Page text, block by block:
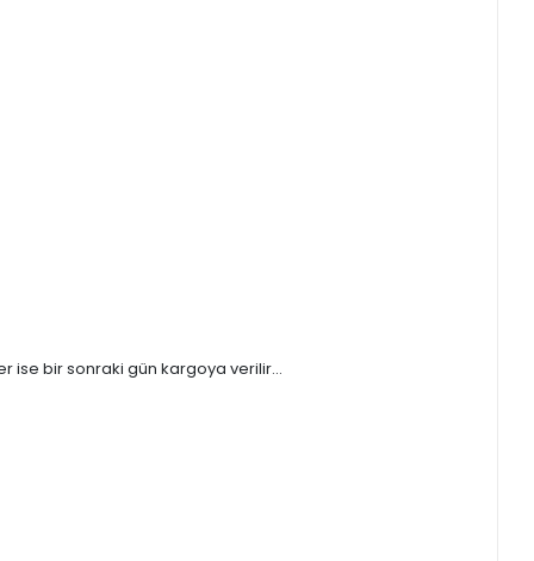
ise bir sonraki gün kargoya verilir...